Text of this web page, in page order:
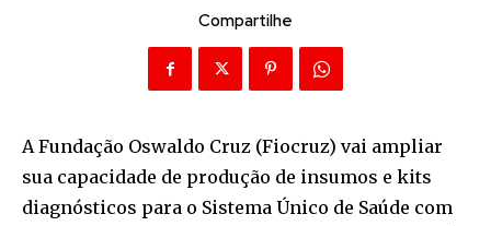
Compartilhe
A Fundação Oswaldo Cruz (Fiocruz) vai ampliar
sua capacidade de produção de insumos e kits
diagnósticos para o Sistema Único de Saúde com